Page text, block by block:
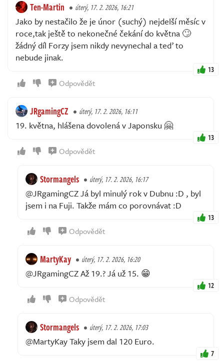
Ten-Martin úterý, 17. 2. 2026, 16:21
Jako by nestačilo že je únor (suchý) nejdelší měsíc v
roce,tak ještě to nekonečné čekání do května 🙄
žádný díl Forzy jsem nikdy nevynechal a teď to
nebude jinak.
13
Odpovědět
JRgamingCZ úterý, 17. 2. 2026, 16:11
19. května, hlášena dovolená v Japonsku 🤗
13
Odpovědět
Stormangels úterý, 17. 2. 2026, 16:17
@JRgamingCZ Já byl minulý rok v Dubnu :D , byl
jsem i na Fuji. Takže mám co porovnávat :D
13
Odpovědět
MartyKay úterý, 17. 2. 2026, 16:20
@JRgamingCZ Až 19.? Já už 15. 😁
12
Odpovědět
Stormangels úterý, 17. 2. 2026, 17:03
@MartyKay Taky jsem dal 120 Euro.
7